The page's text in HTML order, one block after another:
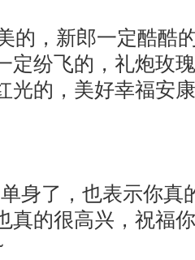
的，新郎一定酷酷
定纷飞的，礼炮玫
光的，美好幸福安
身了，也表示你真
真的很高兴，祝福